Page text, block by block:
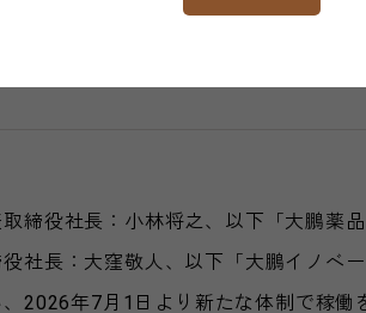
へ 早期臨床開発機
締役社長：小林将之、以下「大鵬薬
社長：大窪敬人、以下「大鵬イノベ
2026年7月1日より新たな体制で稼働